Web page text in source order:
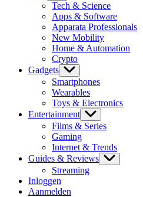
Tech & Science
Apps & Software
Apparata Professionals
New Mobility
Home & Automation
Crypto
Gadgets
Smartphones
Wearables
Toys & Electronics
Entertainment
Films & Series
Gaming
Internet & Trends
Guides & Reviews
Streaming
Inloggen
Aanmelden